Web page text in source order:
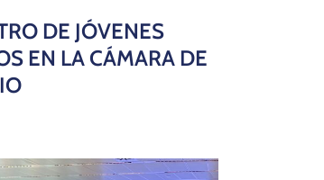
DE JÓVENES
EN LA CÁMARA DE